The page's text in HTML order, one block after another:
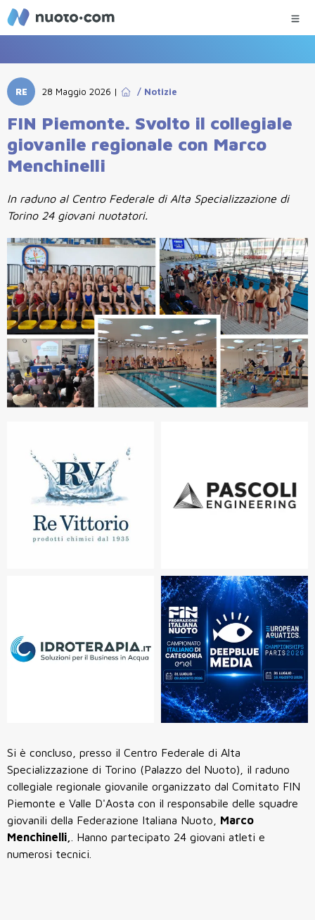
RE 28 Maggio 2026 | / Notizie
FIN Piemonte. Svolto il collegiale
giovanile regionale con Marco
Menchinelli
In raduno al Centro Federale di Alta Specializzazione di
Torino 24 giovani nuotatori.
Si è concluso, presso il Centro Federale di Alta
Specializzazione di Torino (Palazzo del Nuoto), il raduno
collegiale regionale giovanile organizzato dal Comitato FIN
Piemonte e Valle D'Aosta con il responsabile delle squadre
giovanili della Federazione Italiana Nuoto, Marco
Menchinelli,
. Hanno partecipato 24 giovani atleti e
numerosi tecnici.